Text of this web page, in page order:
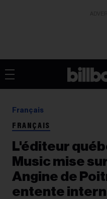
Français
FRANÇAIS
L'éditeur
Music mise
Angine de
entente